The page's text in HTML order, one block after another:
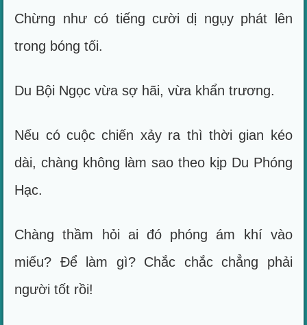
Chừng như có tiếng cười dị ngụy phát lên
trong bóng tối.
Du Bội Ngọc vừa sợ hãi, vừa khẩn trương.
Nếu có cuộc chiến xảy ra thì thời gian kéo
dài, chàng không làm sao theo kịp Du Phóng
Hạc.
Chàng thầm hỏi ai đó phóng ám khí vào
miếu? Để làm gì? Chắc chắc chẳng phải
người tốt rồi!